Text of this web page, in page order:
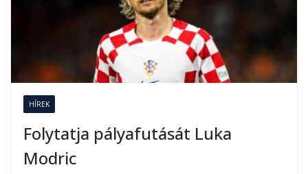
HÍREK
Folytatja pályafutását Luka
Modric